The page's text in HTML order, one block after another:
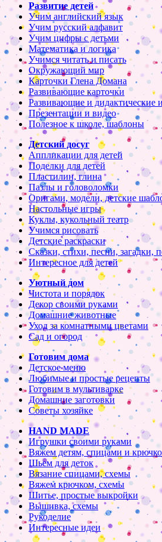
Развитие детей
Учим английский язык
Учим русский алфавит
Учим цифры с детьми
Математика и логика
Учимся читать и писать
Окружающий мир
Карточки Глена Домана
Развивающие карточки
Развивающие и дидактические
Презентации и видео
Полезное к школе, шаблоны
Детский досуг
Аппликации для детей
Поделки для детей
Пластилин, глина
Пазлы и головоломки
Оригами, модели, детские
Настольные игры
Куклы, кукольный театр
Учимся рисовать
Детские раскраски
Сказки, стихи, песни, загадки,
Интересное для детей
Уютный дом
Чистота и порядок
Декор своими руками
Домашние животные
Уход за комнатными цветами
Сад и огород
Готовим дома
Детское меню
Любимые и простые рецепты
Готовим в мультиварке
Домашние заготовки
Советы хозяйке
HAND MADE
Игрушки своими руками
Вяжем детям, спицами и
Шьем для деток
Вязание спицами, схемы
Вяжем крючком, схемы
Шитье, простые выкройки
Вышивка, схемы
Рукоделие
Интересные идеи